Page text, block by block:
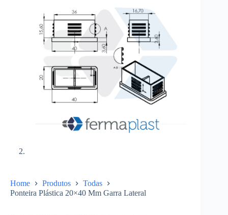
Home Produtos
Todas
Ponteira Plástica 20×40 Mm Garra Lateral